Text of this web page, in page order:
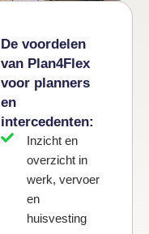
De voordelen
van Plan4Flex
voor planners
en
intercedenten:
Inzicht en
overzicht in
werk, vervoer
en
huisvesting